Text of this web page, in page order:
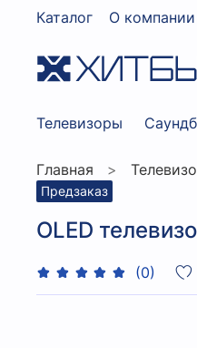
Каталог О компании
Телевизоры
Главная
Предзаказ
OLED
(0)